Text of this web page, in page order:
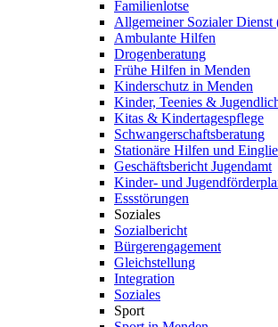
Familienlotse
Allgemeiner Sozialer
Ambulante Hilfen
Drogenberatung
Frühe Hilfen in Menden
Kinderschutz in Menden
Kinder, Teenies &
Kitas & Kindertagespflege
Schwangerschaftsberatung
Stationäre Hilfen und
Geschäftsbericht Jugendamt
Kinder- und
Essstörungen
Soziales
Sozialbericht
Bürgerengagement
Gleichstellung
Integration
Soziales
Sport